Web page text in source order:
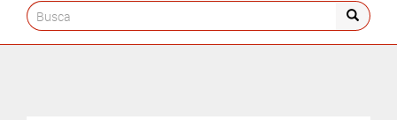
Search
for: